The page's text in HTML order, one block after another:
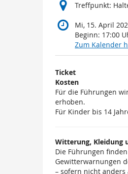
Treffpunkt:
Mi, 15. April
Beginn: 17:00
Zum Kalender
Produkte
Produkte
Ticket
Kosten
Für die Führungen
erhoben.
Für Kinder bis 14
Witterung, Kleidung
Die Führungen
Gewitterwarnungen
– sofern nicht anders